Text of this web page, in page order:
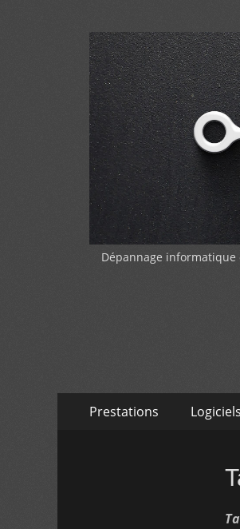
Dépannage informatique
Menu
Prestations Logiciels